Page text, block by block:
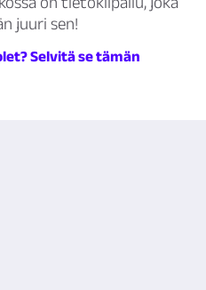
juuri sen!
Selvitä se tämän